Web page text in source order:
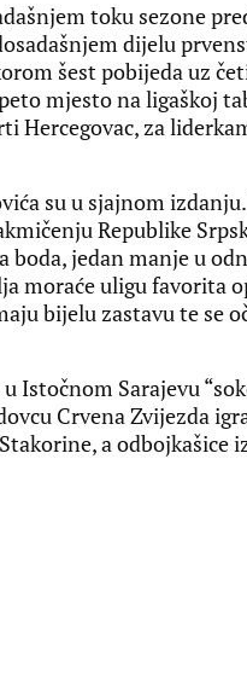
toku sezone
dijelu
šest pobijeda uz
mjesto na ligaškoj
Hercegovac, za
su u sjajnom
Republike
boda, jedan manje u
moraće uligu favorita
bijelu zastavu te se
Istočnom Sarajevu
Crvena Zvijezda
a odbojkašice